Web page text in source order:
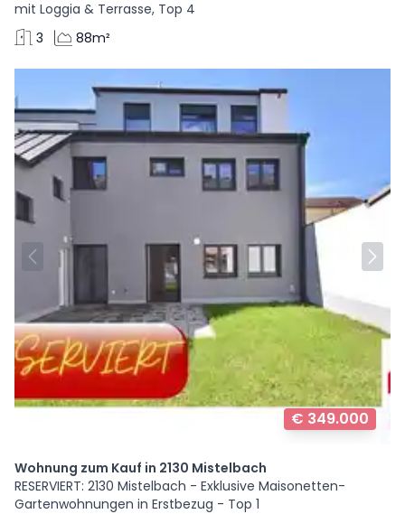
mit Loggia & Terrasse, Top 4
3
88m²
€ 349.000
Wohnung zum Kauf in 2130 Mistelbach
RESERVIERT: 2130 Mistelbach - Exklusive Maisonetten-
Gartenwohnungen in Erstbezug - Top 1